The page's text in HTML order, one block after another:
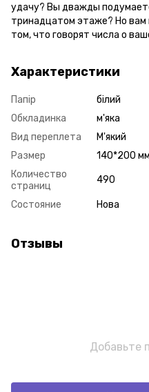
удачу? Вы дважды
тринадцатом этаже? Но вам
том, что говорят числа о
Характеристики
Папір
білий
Обкладинка
м'яка
Вид переплета
М'який
Размер
140*200 мм
Количество
страниц
490
Состояние Нова
Отзывы
Добавьте